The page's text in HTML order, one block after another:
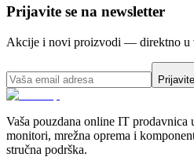
Prijavite se na newsletter
Akcije i novi proizvodi — direktno u
Vaša pouzdana online IT
monitori, mrežna oprema i
stručna podrška.